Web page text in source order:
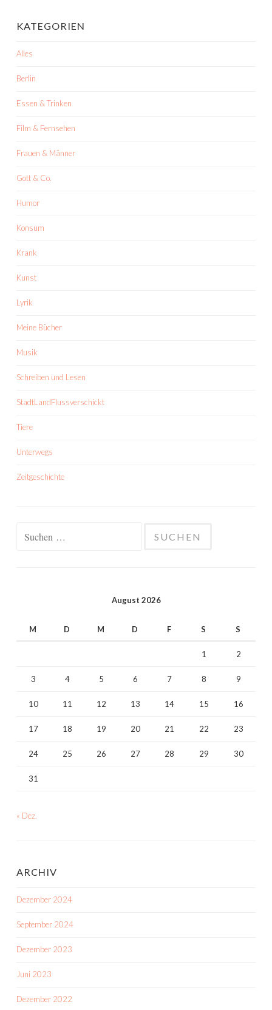
KATEGORIEN
Alles
Berlin
Essen & Trinken
Film & Fernsehen
Frauen & Männer
Gott & Co.
Humor
Konsum
Krank
Kunst
Lyrik
Meine Bücher
Musik
Schreiben und Lesen
StadtLandFlussverschickt
Tiere
Unterwegs
Zeitgeschichte
August 2026
M D M D F S S
1 2
3 4 5 6 7 8 9
10 11 12 13 14 15 16
17 18 19 20 21 22 23
24 25 26 27 28 29 30
31
« Dez.
ARCHIV
Dezember 2024
September 2024
Dezember 2023
Juni 2023
Dezember 2022